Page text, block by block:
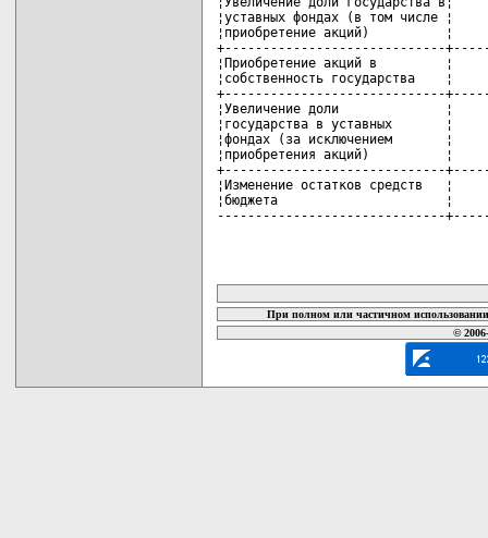
¦уставных фондах (в том
¦приобретение акций)          ¦
+-----------------------------
¦Приобретение акций в
¦собственность государства
+-----------------------------
¦Увеличение доли
¦государства в уставных
¦фондах (за исключением
¦приобретения акций)
+-----------------------------
¦Изменение остатков
¦бюджета                      ¦
------------------------------
При полном или частичном
©